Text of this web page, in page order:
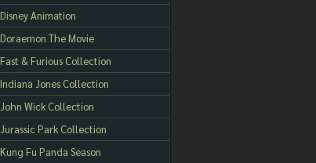
Disney Animation
Doraemon The Movie
Fast & Furious Collection
Indiana Jones Collection
John Wick Collection
Jurassic Park Collection
Kung Fu Panda Season